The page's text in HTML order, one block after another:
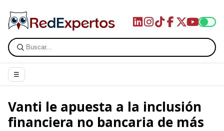
☰
Vanti le apuesta a la inclusión
financiera no bancaria de más